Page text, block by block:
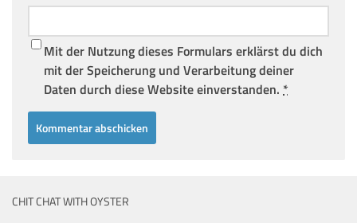
Mit der Nutzung dieses Formulars erklärst du dich
mit der Speicherung und Verarbeitung deiner
Daten durch diese Website einverstanden. *
CHIT CHAT WITH OYSTER